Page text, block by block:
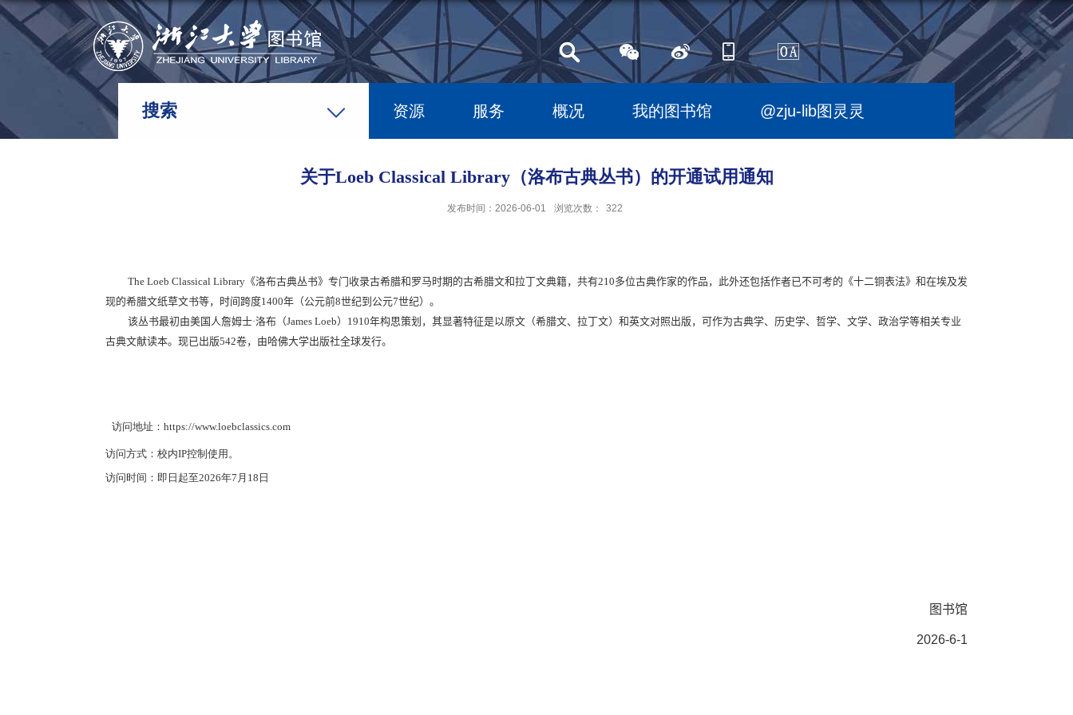
搜索 资源 服务 概况 我的图书馆 @zju-lib图灵灵
关于Loeb Classical Library（洛布古典丛书）的开通试用通知
发布时间：2026-06-01 浏览次数： 322
The Loeb Classical Library《洛布古典丛书》专门收录古希腊和罗马时期的古希腊文和拉丁文典籍，共有210多位古典作家的作品，此外还包括作者已不可考的《十二铜表法》和在埃及发
现的希腊文纸草文书等，时间跨度1400年（公元前8世纪到公元7世纪）。
该丛书最初由美国人詹姆士·洛布（James Loeb） 1910年构思策划，其显著特征是以原文（希腊文、拉丁文）和英文对照出版，可作为古典学、历史学、哲学、文学、政治学等相关专业
古典文献读本。现已出版542卷，由哈佛大学出版社全球发行。
访问地址： https://www.loebclassics.com
访问方式：校内IP控制使用。
访问时间：即日起至2026年7 月 18 日
图书馆
2026-6-1